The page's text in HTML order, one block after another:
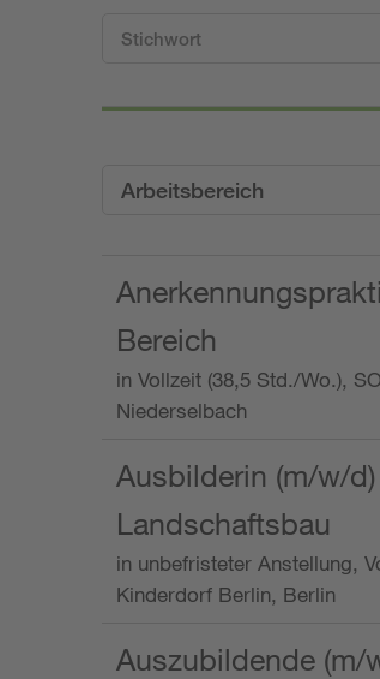
Arbeitsbereich
Bereich
in Vollzeit (38,5 Std./Wo.),
Niederselbach
Ausbilderin (m/w/
Landschaftsbau
in unbefristeter Anstellung,
Kinderdorf Berlin, Berlin
Auszubildende